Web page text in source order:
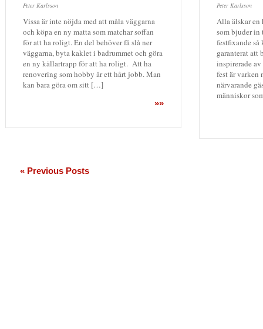
Peter Karlsson
Vissa är inte nöjda med att måla väggarna
och köpa en ny matta som matchar soffan
för att ha roligt. En del behöver få slå ner
väggarna, byta kaklet i badrummet och göra
en ny källartrapp för att ha roligt. Att ha
renovering som hobby är ett hårt jobb. Man
kan bara göra om sitt […]
»»
Peter Karlsson
Alla älskar en
som bjuder in
festfixande så
garanterat
inspirerade
fest är varken
närvarande
människor
« Previous Posts